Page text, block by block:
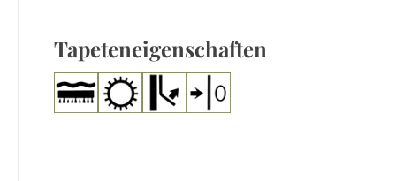
Tapeteneigenschaften